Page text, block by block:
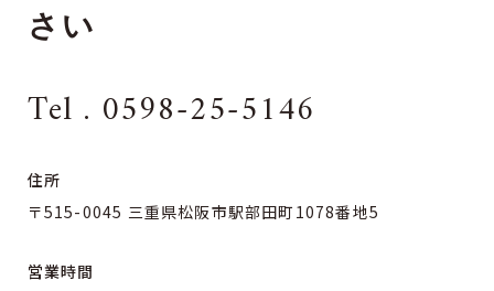
さい
Tel . 0598-25-5146
住所
〒515-0045 三重県松阪市駅部田町1078番地5
営業時間